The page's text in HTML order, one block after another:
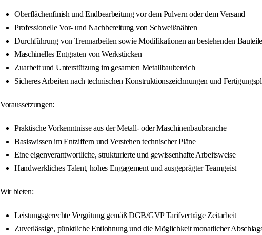
Oberflächenfinish und Endbearbeitung vor dem Pulvern oder dem Versand
Professionelle Vor- und Nachbereitung von Schweißnähten
Durchführung von Trennarbeiten sowie Modifikationen an bestehenden
Maschinelles Entgraten von Werkstücken
Zuarbeit und Unterstützung im gesamten Metallbaubereich
Sicheres Arbeiten nach technischen Konstruktionszeichnungen und
Voraussetzungen:
Praktische Vorkenntnisse aus der Metall- oder Maschinenbaubranche
Basiswissen im Entziffern und Verstehen technischer Pläne
Eine eigenverantwortliche, strukturierte und gewissenhafte Arbeitsweise
Handwerkliches Talent, hohes Engagement und ausgeprägter Teamgeist
Wir bieten:
Leistungsgerechte Vergütung gemäß DGB/GVP Tarifverträge Zeitarbeit
Zuverlässige, pünktliche Entlohnung und die Möglichkeit monatlicher